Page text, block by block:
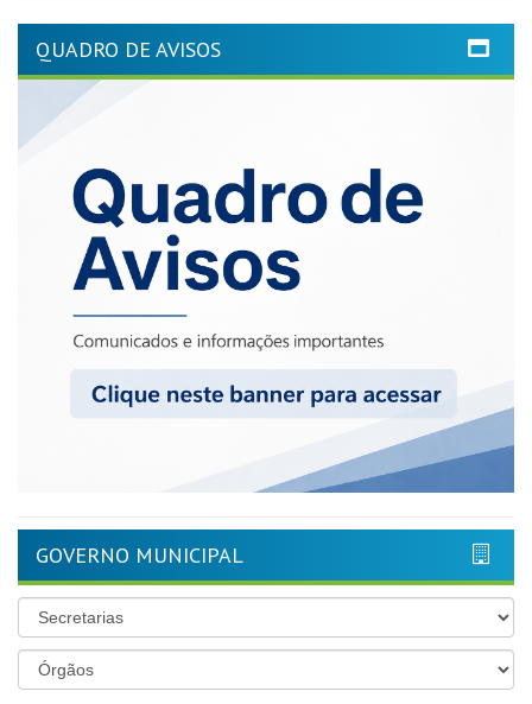
QUADRO DE AVISOS
GOVERNO MUNICIPAL